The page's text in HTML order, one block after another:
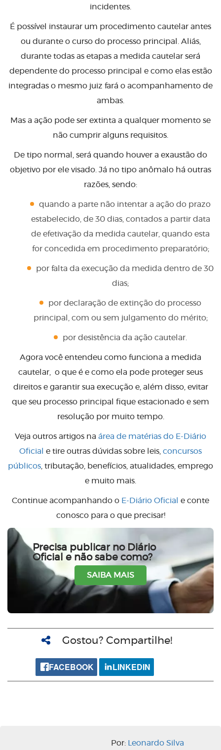
incidentes.
É possível instaurar um procedimento cautelar antes
ou durante o curso do processo principal. Aliás,
durante todas as etapas a medida cautelar será
dependente do processo principal e como elas estão
integradas o mesmo juiz fará o acompanhamento de
ambas.
Mas a ação pode ser extinta a qualquer momento se
não cumprir alguns requisitos.
De tipo normal, será quando houver a exaustão do
objetivo por ele visado. Já no tipo anômalo há outras
razões, sendo:
quando a parte não intentar a ação do prazo
estabelecido, de 30 dias, contados a partir data
de efetivação da medida cautelar, quando esta
for concedida em procedimento preparatório;
por falta da execução da medida dentro de 30
dias;
por declaração de extinção do processo
principal, com ou sem julgamento do mérito;
por desistência da ação cautelar.
Agora você entendeu como funciona a medida
cautelar, o que é e como ela pode proteger seus
direitos e garantir sua execução e, além disso, evitar
que seu processo principal fique estacionado e sem
resolução por muito tempo.
Veja outros artigos na área de matérias do E-Diário
Oficial
e tire outras dúvidas sobre leis, concursos
públicos, tributação, benefícios, atualidades, emprego
e muito mais.
Continue acompanhando o E-Diário Oficial
e conte
conosco para o que precisar!
Precisa publicar no Diário
Oficial e não sabe como?
SAIBA MAIS
Gostou? Compartilhe!
FACEBOOK LINKEDIN
Por: Leonardo Silva